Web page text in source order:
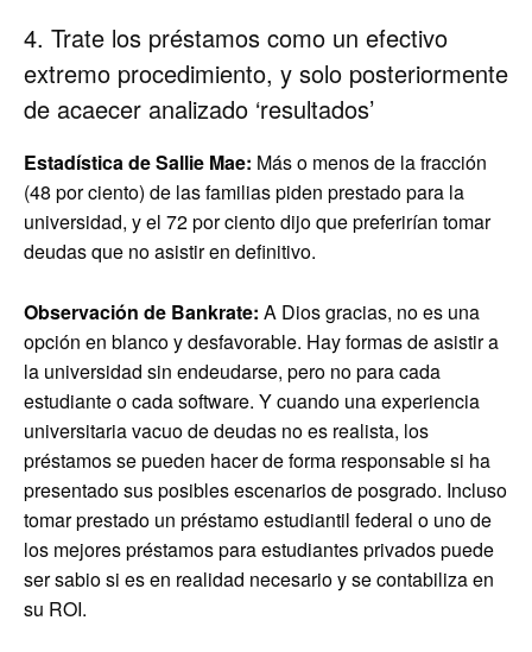
4. Trate los préstamos como un efectivo
extremo procedimiento, y solo posteriormente
de acaecer analizado ‘resultados’
Estadística de Sallie Mae: Más o menos de la fracción
(48 por ciento) de las familias piden prestado para la
universidad, y el 72 por ciento dijo que preferirían tomar
deudas que no asistir en definitivo.
Observación de Bankrate: A Dios gracias, no es una
opción en blanco y desfavorable. Hay formas de asistir a
la universidad sin endeudarse, pero no para cada
estudiante o cada software. Y cuando una experiencia
universitaria vacuo de deudas no es realista, los
préstamos se pueden hacer de forma responsable si ha
presentado sus posibles escenarios de posgrado. Incluso
tomar prestado un préstamo estudiantil federal o uno de
los mejores préstamos para estudiantes privados puede
ser sabio si es en realidad necesario y se contabiliza en
su ROI.